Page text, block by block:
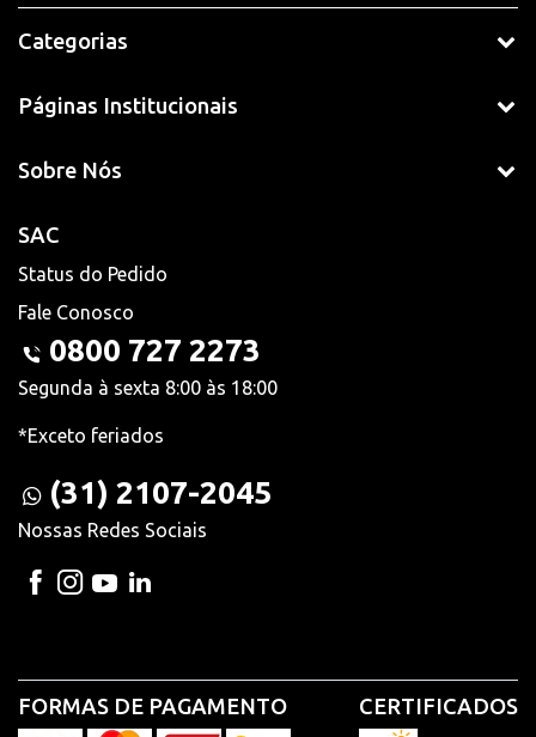
Categorias
Páginas Institucionais
Sobre Nós
SAC
Status do Pedido
Fale Conosco
0800 727 2273
Segunda à sexta 8:00 às 18:00
*Exceto feriados
(31) 2107-2045
Nossas Redes Sociais
FORMAS DE PAGAMENTO CERTIFICADOS